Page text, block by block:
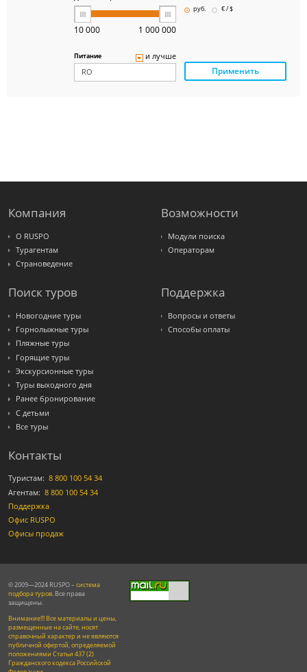
Интурист
10 000 1 000 000
руб.
€ / $
Питание и лучше
Применить
Компания
О RUSPO
Турагентам
Страноведение
Возможности
Модули поиска
Операторам
Поиск туров
Новогодние туры
Горнолыжные туры
Пляжные туры
Горящие туры
Экскурсионные туры
Туры выходного дня
Ранее бронирование
С детьми
Все туры
Поддержка
Вопросы и ответы
Способы оплаты
Контакты
Туристам: 8 800 100 54 34
Агентам: 8 800 100 54 34
Поддержка
Офис RUSPO
Офисы продаж
© 2009—2024 RUSPO – система
подбора туров. Все права
защищены.
Внимание!!! Все материалы и цены,
размещенные на сайте, носят
справочный характер и не являются
публичной офертой, определяемой
положениями Статьи 437 (2)
Гражданского кодекса Российской